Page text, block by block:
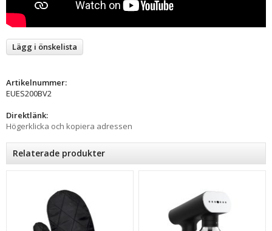
Lägg i önskelista
Artikelnummer:
EUES200BV2
Direktlänk:
Högerklicka och kopiera adressen
Relaterade produkter